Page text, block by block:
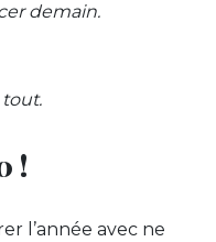
demain.
tout.
!
l’année avec ne